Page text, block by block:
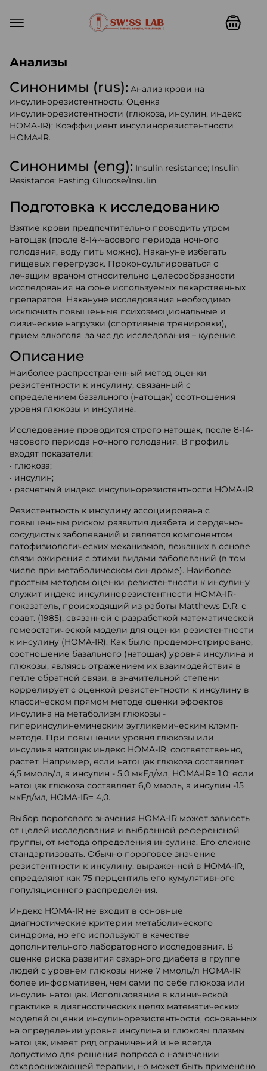
Анализы
Синонимы (rus): Анализ крови на
инсулинорезистентность; Оценка
инсулинорезистентности (глюкоза, инсулин, индекс
HOMA-IR); Коэффициент инсулинорезистентности
НОМА-IR.
Синонимы (eng): Insulin resistance; Insulin
Resistance: Fasting Glucose/Insulin.
Подготовка к исследованию
Взятие крови предпочтительно проводить утром
натощак (после 8-14-часового периода ночного
голодания, воду пить можно). Накануне избегать
пищевых перегрузок. Проконсультироваться с
лечащим врачом относительно целесообразности
исследования на фоне используемых лекарственных
препаратов. Накануне исследования необходимо
исключить повышенные психоэмоциональные и
физические нагрузки (спортивные тренировки),
прием алкоголя, за час до исследования – курение.
Описание
Наиболее распространенный метод оценки
резистентности к инсулину, связанный с
определением базального (натощак) соотношения
уровня глюкозы и инсулина.
Исследование проводится строго натощак, после 8-14-
часового периода ночного голодания. В профиль
входят показатели:
• глюкоза;
• инсулин;
• расчетный индекс инсулинорезистентности HOMA-IR.
Резистентность к инсулину ассоциирована с
повышенным риском развития диабета и сердечно-
сосудистых заболеваний и является компонентом
патофизиологических механизмов, лежащих в основе
связи ожирения с этими видами заболеваний (в том
числе при метаболическом синдроме). Наиболее
простым методом оценки резистентности к инсулину
служит индекс инсулинорезистентности HOMA-IR-
показатель, происходящий из работы Matthews D.R. с
соавт. (1985), связанной с разработкой математической
гомеостатической модели для оценки резистентности
к инсулину (HOMA-IR). Как было продемонстрировано,
соотношение базального (натощак) уровня инсулина и
глюкозы, являясь отражением их взаимодействия в
петле обратной связи, в значительной степени
коррелирует с оценкой резистентности к инсулину в
классическом прямом методе оценки эффектов
инсулина на метаболизм глюкозы -
гиперинсулинемическим эугликемическим клэмп-
методе. При повышении уровня глюкозы или
инсулина натощак индекс HOMA-IR, соответственно,
растет. Например, если натощак глюкоза составляет
4,5 ммоль/л, а инсулин - 5,0 мкЕд/мл, HОMA-IR= 1,0; если
натощак глюкоза составляет 6,0 ммоль, а инсулин -15
мкЕд/мл, HОMA-IR= 4,0.
Выбор порогового значения HOMA-IR может зависеть
от целей исследования и выбранной референсной
группы, от метода определения инсулина. Его сложно
стандартизовать. Обычно пороговое значение
резистентности к инсулину, выраженной в HOMA-IR,
определяют как 75 перцентиль его кумулятивного
популяционного распределения.
Индекс HOMA-IR не входит в основные
диагностические критерии метаболического
синдрома, но его используют в качестве
дополнительного лабораторного исследования. В
оценке риска развития сахарного диабета в группе
людей с уровнем глюкозы ниже 7 ммоль/л HOMA-IR
более информативен, чем сами по себе глюкоза или
инсулин натощак. Использование в клинической
практике в диагностических целях математических
моделей оценки инсулинорезистентности, основанных
на определении уровня инсулина и глюкозы плазмы
натощак, имеет ряд ограничений и не всегда
допустимо для решения вопроса о назначении
сахароснижающей терапии, но может быть применено